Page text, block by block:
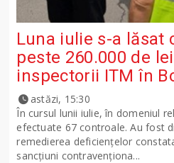
Luna iulie s-a lăsat
peste 260.000 de
inspectorii ITM în
astăzi, 15:30
În cursul lunii iulie, în domeniul
efectuate 67 controale. Au fost
remedierea deficiențelor
sancţiuni contravenționa...